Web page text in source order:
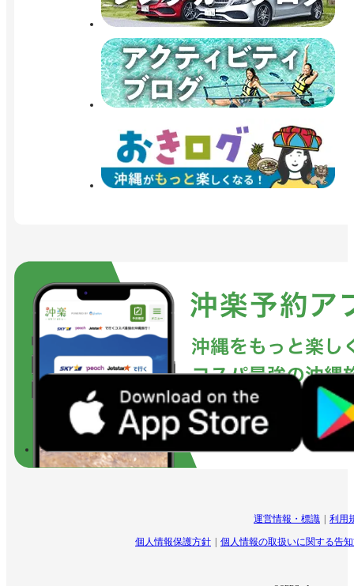
運営情報・標識 利用
個人情報保護方針 個人情報の取扱いに関する告